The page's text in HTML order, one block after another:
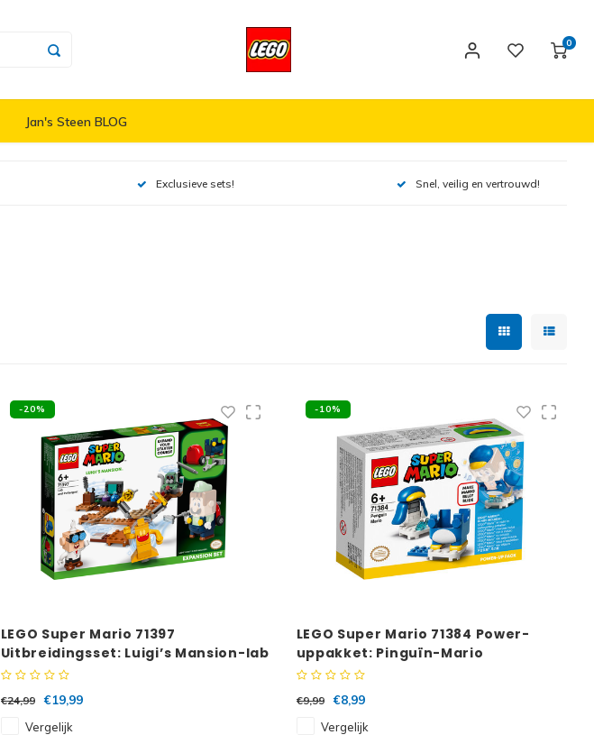
0
Jan's Steen BLOG
Exclusieve sets! Snel, veilig en vertrouwd!
-20%
LEGO Super Mario 71397
Uitbreidingsset: Luigi’s Mansion-lab
en Spookzuiger
€24,99
€19,99
Vergelijk
-10%
LEGO Super Mario 71384 Power-
uppakket: Pinguïn-Mario
€9,99
€8,99
Vergelijk